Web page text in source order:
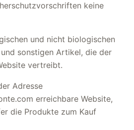
keine
und nicht biologischen
sonstigen Artikel, die der
vertreibt.
Adresse
erreichbare Website,
die Produkte zum Kauf